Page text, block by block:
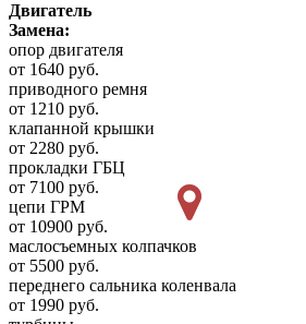
Двигатель
Замена:
опор двигателя
от 1640 руб.
приводного ремня
от 1210 руб.
клапанной крышки
от 2280 руб.
прокладки ГБЦ
от 7100 руб.
цепи ГРМ
от 10900 руб.
маслосъемных колпачков
от 5500 руб.
переднего сальника коленвала
от 1990 руб.